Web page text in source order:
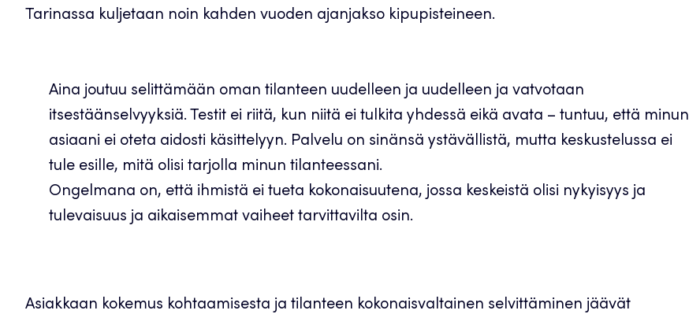
Tarinassa kuljetaan noin kahden vuoden ajanjakso kipupisteineen.
Aina joutuu selittämään oman tilanteen uudelleen ja uudelleen ja vatvotaan
itsestäänselvyyksiä. Testit ei riitä, kun niitä ei tulkita yhdessä eikä avata – tuntuu, että minun
asiaani ei oteta aidosti käsittelyyn. Palvelu on sinänsä ystävällistä, mutta keskustelussa ei
tule esille, mitä olisi tarjolla minun tilanteessani.
Ongelmana on, että ihmistä ei tueta kokonaisuutena, jossa keskeistä olisi nykyisyys ja
tulevaisuus ja aikaisemmat vaiheet tarvittavilta osin.
Asiakkaan kokemus kohtaamisesta ja tilanteen kokonaisvaltainen selvittäminen jäävät